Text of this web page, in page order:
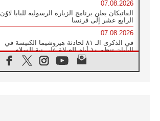
07.08.2026
الفاتيكان يعلن برنامج الزيارة الرسولية للبابا لاوُن
الرابع عشر إلى فرنسا
07.08.2026
في الذكرى الـ ٨١ لحادثة هيروشيما الكنيسة في
اليابان تنظم ١٠ أيام للصلاة على نية السلام
الكنيسة في الأوروغواي: زيارة البابا ستعزز